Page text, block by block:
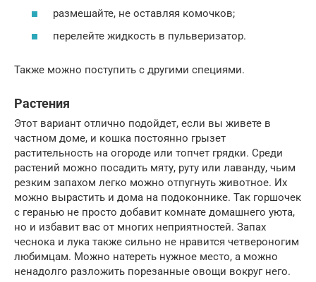
размешайте, не оставляя комочков;
перелейте жидкость в пульверизатор.
Также можно поступить с другими специями.
Растения
Этот вариант отлично подойдет, если вы живете в
частном доме, и кошка постоянно грызет
растительность на огороде или топчет грядки. Среди
растений можно посадить мяту, руту или лаванду, чьим
резким запахом легко можно отпугнуть животное. Их
можно вырастить и дома на подоконнике. Так горшочек
с геранью не просто добавит комнате домашнего уюта,
но и избавит вас от многих неприятностей. Запах
чеснока и лука также сильно не нравится четвероногим
любимцам. Можно натереть нужное место, а можно
ненадолго разложить порезанные овощи вокруг него.